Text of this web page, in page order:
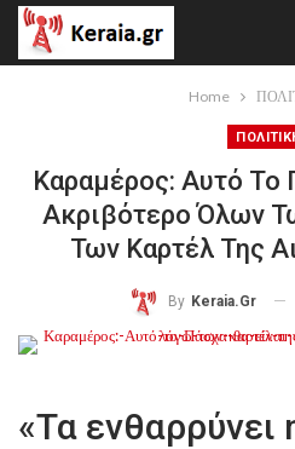
Home
Καραμέρος: Αυτό Το
Ακριβότερο Όλων
Των Καρτέλ Της
By Keraia.gr
«Τα ενθαρρύνει